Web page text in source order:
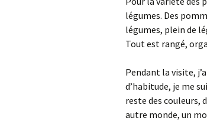
légumes. Des
légumes, plein de
Tout est rangé,
Pendant la visite,
d’habitude, je me
reste des couleurs,
autre monde, un